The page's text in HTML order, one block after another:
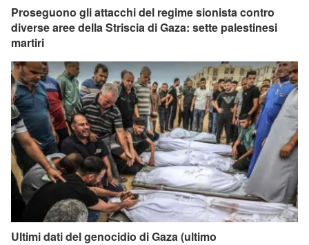
Proseguono gli attacchi del regime sionista contro
diverse aree della Striscia di Gaza: sette palestinesi
martiri
Ultimi dati del genocidio di Gaza (ultimo